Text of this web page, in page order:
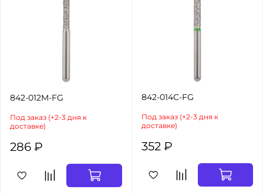
842-012M-FG
Под заказ (+2-3 дня к
доставке)
286 ₽
842-014C-FG
Под заказ (+2-3 дня к
доставке)
352 ₽